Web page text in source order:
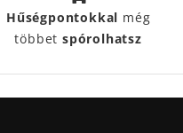
Hűségpontokkal még
többetspórolhatsz
SEGÍTIK